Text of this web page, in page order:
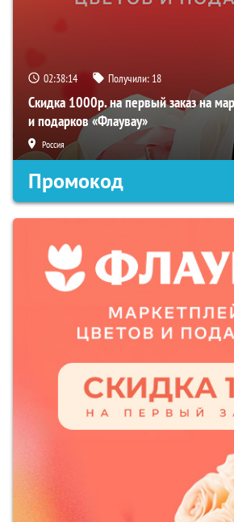
02:38:13 Получили: 18
Скидка 1000р. на первый заказ на
и подарков «Флаувау»
Россия
Промокод